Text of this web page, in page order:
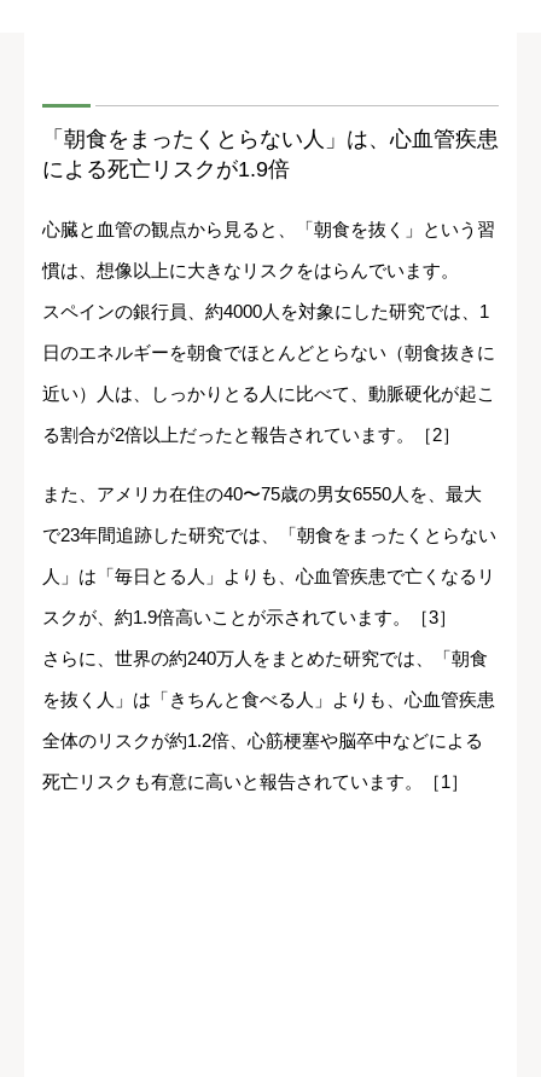
「朝食をまったくとらない人」は、心血管疾患
による死亡リスクが1.9倍
心臓と血管の観点から見ると、「朝食を抜く」という習
慣は、想像以上に大きなリスクをはらんでいます。
スペインの銀行員、約4000人を対象にした研究では、1
日のエネルギーを朝食でほとんどとらない（朝食抜きに
近い）人は、しっかりとる人に比べて、動脈硬化が起こ
る割合が2倍以上だったと報告されています。［2］
また、アメリカ在住の40〜75歳の男女6550人を、最大
で23年間追跡した研究では、「朝食をまったくとらない
人」は「毎日とる人」よりも、心血管疾患で亡くなるリ
スクが、約1.9倍高いことが示されています。［3］
さらに、世界の約240万人をまとめた研究では、「朝食
を抜く人」は「きちんと食べる人」よりも、心血管疾患
全体のリスクが約1.2倍、心筋梗塞や脳卒中などによる
死亡リスクも有意に高いと報告されています。［1］